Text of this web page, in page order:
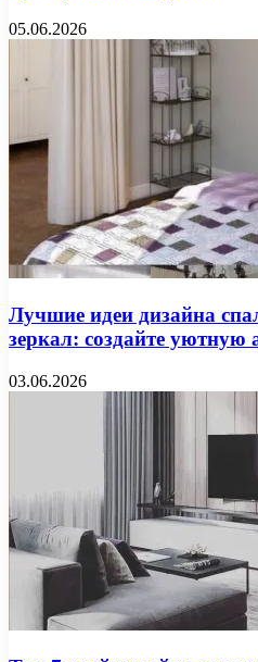
05.06.2026
Лучшие идеи дизайна
зеркал: создайте уютную
03.06.2026